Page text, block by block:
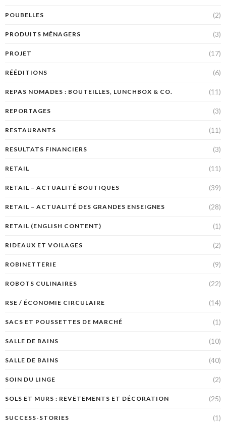
POUBELLES (2)
PRODUITS MÉNAGERS (3)
PROJET (17)
RÉÉDITIONS (6)
REPAS NOMADES : BOUTEILLES, LUNCHBOX & CO. (11)
REPORTAGES (3)
RESTAURANTS (11)
RESULTATS FINANCIERS (3)
RETAIL (11)
RETAIL – ACTUALITÉ BOUTIQUES (39)
RETAIL – ACTUALITÉ DES GRANDES ENSEIGNES (28)
RETAIL (ENGLISH CONTENT) (1)
RIDEAUX ET VOILAGES (2)
ROBINETTERIE (9)
ROBOTS CULINAIRES (22)
RSE / ÉCONOMIE CIRCULAIRE (14)
SACS ET POUSSETTES DE MARCHÉ (1)
SALLE DE BAINS (10)
SALLE DE BAINS (40)
SOIN DU LINGE (2)
SOLS ET MURS : REVÊTEMENTS ET DÉCORATION (25)
SUCCESS-STORIES (1)